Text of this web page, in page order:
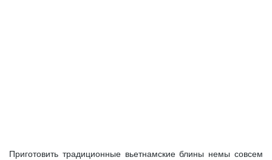
Приготовить традиционные вьетнамские блины немы совсем